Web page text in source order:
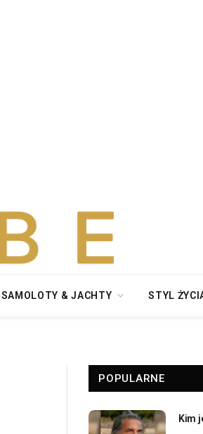
SAMOLOTY & JACHTY STYL
POPULARNE
Kim